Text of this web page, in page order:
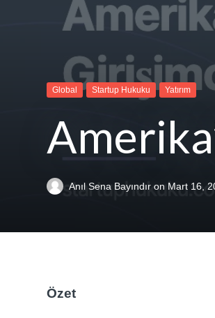
Global Startup Hukuku Yatırım
Anıl Sena Bayındıron Mart 16,
Özet